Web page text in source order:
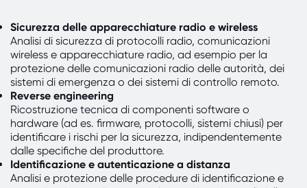
Sicurezza delle apparecchiature radio e wireless
Analisi di sicurezza di protocolli radio, comunicazioni
wireless e apparecchiature radio, ad esempio per la
protezione delle comunicazioni radio delle autorità, dei
sistemi di emergenza o dei sistemi di controllo remoto.
Reverse engineering
Ricostruzione tecnica di componenti software o
hardware (ad es. firmware, protocolli, sistemi chiusi) per
identificare i rischi per la sicurezza, indipendentemente
dalle specifiche del produttore.
Identificazione e autenticazione a distanza
Analisi e protezione delle procedure di identificazione e